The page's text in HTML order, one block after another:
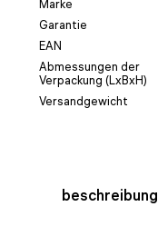
Marke
Garantie
EAN
Abmessungen der
Verpackung (LxBxH)
Versandgewicht
beschreibung